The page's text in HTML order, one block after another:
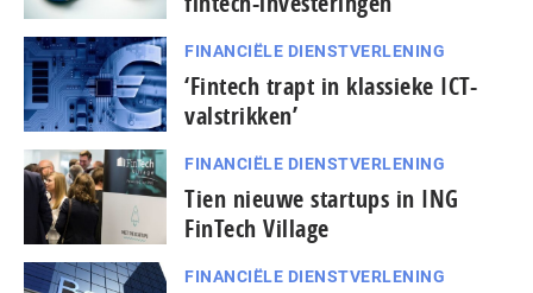
FINANCIËLE DIENSTVERLENING
‘Fintech trapt in klassieke ICT-
valstrikken’
FINANCIËLE DIENSTVERLENING
Tien nieuwe startups in ING
FinTech Village
FINANCIËLE DIENSTVERLENING